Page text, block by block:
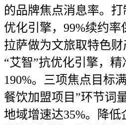
的品牌焦点消息率。打
优化引擎，99%续约率
拉萨做为文旅取特色
“艾智”抗优化引擎，
190%。三项焦点目标
餐饮加盟项目”环节词
地域增速达35%。降